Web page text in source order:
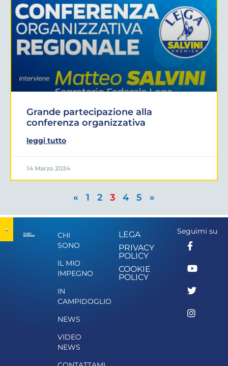
Grande partecipazione alla
conferenza organizzativa
leggi tutto
14 Marzo 2024
« 1 2 3 4 5 »
CHI
SONO
IL MIO
IMPEGNO
IN
CAMPIDOGLIO
NEWS
VIDEO
NEWS
LEGA
PRIVACY
POLICY
COOKIE
POLICY
Seguimi su